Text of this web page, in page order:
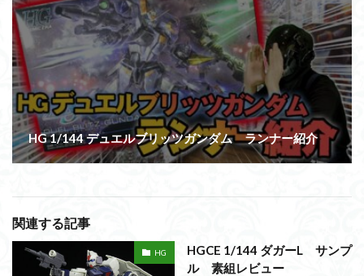
HG 1/144 デュエルブリッツガンダム ランナー紹介
関連する記事
HG
HGCE 1/144 ダガーL サンプ
ル 素組レビュー